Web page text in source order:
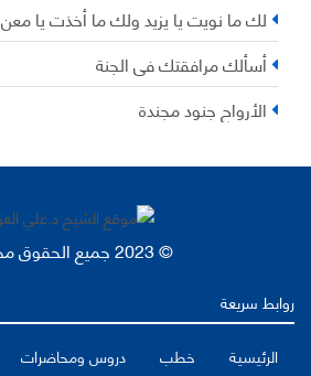
لك ما نويت يا يزيد ولك ما أخذت يا معن
أسألك مرافقتك في الجنة
الأرواح جنود مجندة
© 2023 جميع الحقوق محفوظة
روابط سريعة
الرئيسية
خطب دروس ومحاضرات